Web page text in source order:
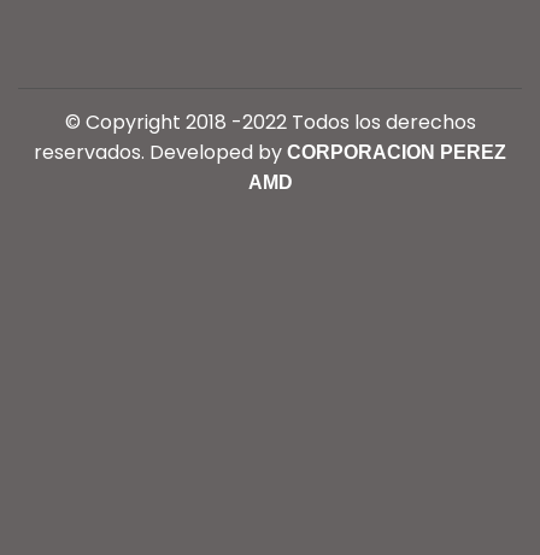
© Copyright 2018 -2022 Todos los derechos
reservados. Developed by CORPORACION PEREZ
AMD